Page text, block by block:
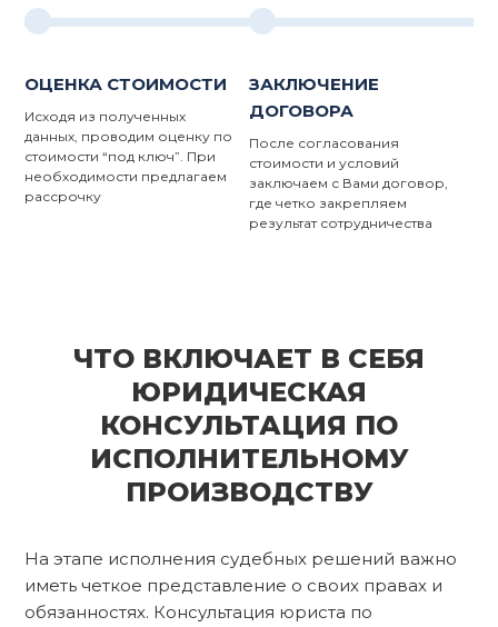
ОЦЕНКА СТОИМОСТИ
Исходя из полученных
данных, проводим оценку по
стоимости “под ключ”. При
необходимости предлагаем
рассрочку
ЗАКЛЮЧЕНИЕ
ДОГОВОРА
После согласования
стоимости и условий
заключаем с Вами договор,
где четко закрепляем
результат сотрудничества
ЧТО ВКЛЮЧАЕТ В СЕБЯ
ЮРИДИЧЕСКАЯ
КОНСУЛЬТАЦИЯ ПО
ИСПОЛНИТЕЛЬНОМУ
ПРОИЗВОДСТВУ
На этапе исполнения судебных решений важно
иметь четкое представление о своих правах и
обязанностях. Консультация юриста по